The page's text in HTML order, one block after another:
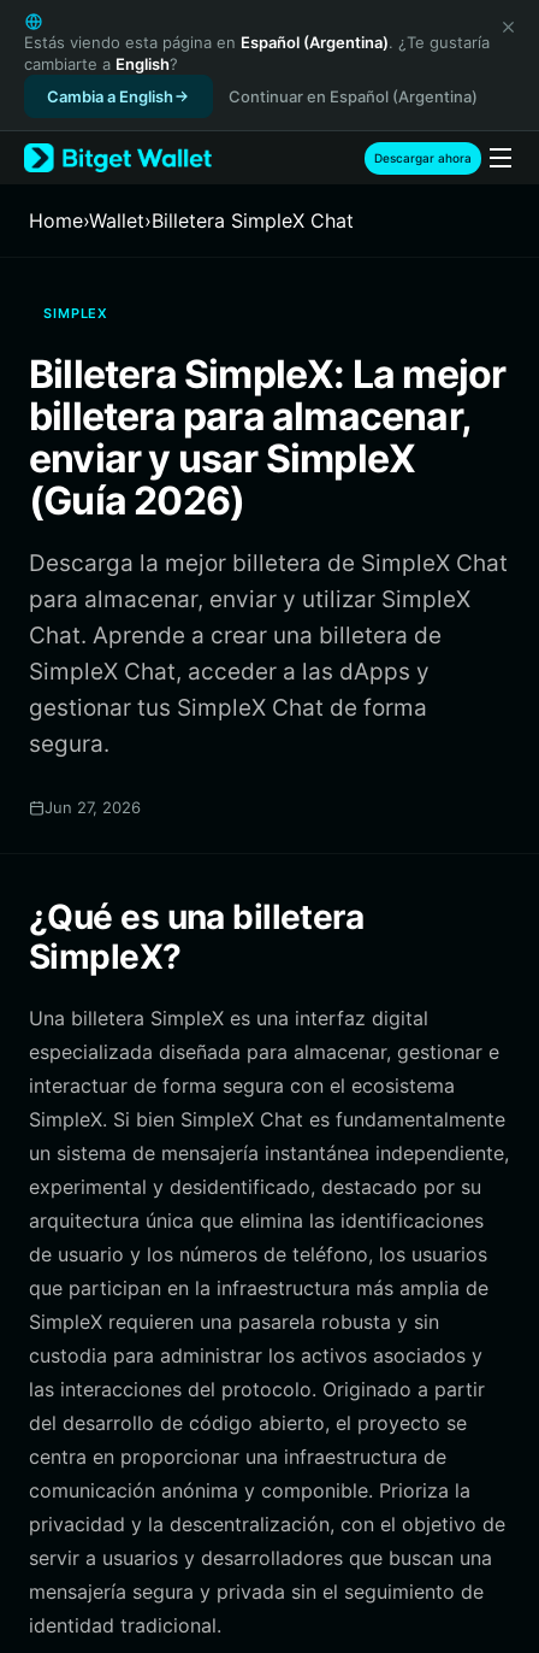
English
日本語
Tiếng Việt
Русский
Español (Latinoamérica)
Türkçe
Français
繁體中文
Bahasa Indonesia
ภาษาไทย
Español
Português (Brasil)
Estás viendo esta página en Español (Argentina). ¿Te gustaría
cambiarte a English?
Cambia a English
Continuar en Español (Argentina)
Descargar ahora
Home›Wallet›Billetera SimpleX Chat
SIMPLEX
Billetera SimpleX: La mejor
billetera para almacenar,
enviar y usar SimpleX
(Guía 2026)
Descarga la mejor billetera de SimpleX Chat
para almacenar, enviar y utilizar SimpleX
Chat. Aprende a crear una billetera de
SimpleX Chat, acceder a las dApps y
gestionar tus SimpleX Chat de forma
segura.
Jun 27, 2026
¿Qué es una billetera
SimpleX?
Una billetera SimpleX es una interfaz digital
especializada diseñada para almacenar, gestionar e
interactuar de forma segura con el ecosistema
SimpleX. Si bien SimpleX Chat es fundamentalmente
un sistema de mensajería instantánea independiente,
experimental y desidentificado, destacado por su
arquitectura única que elimina las identificaciones
de usuario y los números de teléfono, los usuarios
que participan en la infraestructura más amplia de
SimpleX requieren una pasarela robusta y sin
custodia para administrar los activos asociados y
las interacciones del protocolo. Originado a partir
del desarrollo de código abierto, el proyecto se
centra en proporcionar una infraestructura de
comunicación anónima y componible. Prioriza la
privacidad y la descentralización, con el objetivo de
servir a usuarios y desarrolladores que buscan una
mensajería segura y privada sin el seguimiento de
identidad tradicional.